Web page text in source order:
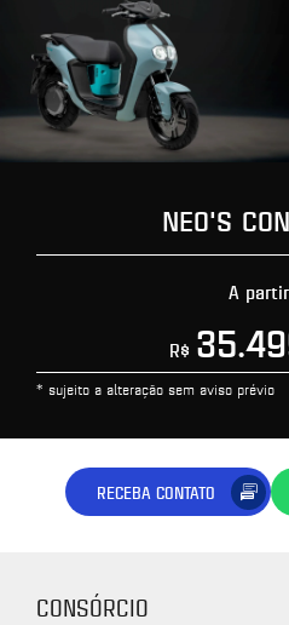
NEO'S
A
R$
* sujeito a alteração sem aviso prévio
RECEBA CONTATO
CONSÓRCIO